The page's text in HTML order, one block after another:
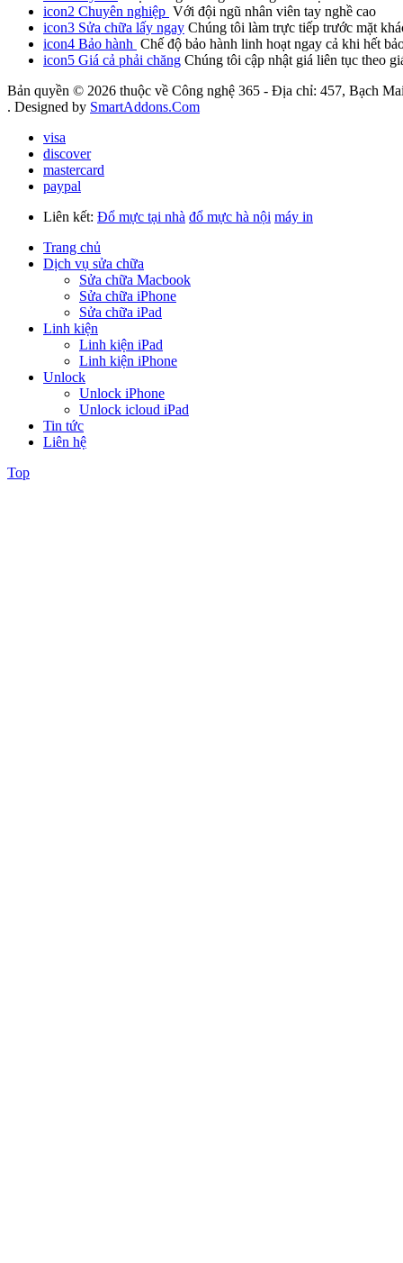
icon2 Chuyên nghiệp Với đội ngũ nhân viên tay nghề cao
icon3 Sửa chữa lấy ngay Chúng tôi làm trực tiếp trước mặt
icon4 Bảo hành Chế độ bảo hành linh hoạt ngay cả khi hết
icon5 Giá cả phải chăng Chúng tôi cập nhật giá liên tục theo
Bản quyền © 2026 thuộc về Công nghệ 365 - Địa chỉ: 457, Bạch
. Designed by SmartAddons.Com
visa
discover
mastercard
paypal
Liên kết: Đổ mực tại nhà đổ mực hà nội máy in
Trang chủ
Dịch vụ sửa chữa
Sửa chữa Macbook
Sửa chữa iPhone
Sửa chữa iPad
Linh kiện
Linh kiện iPad
Linh kiện iPhone
Unlock
Unlock iPhone
Unlock icloud iPad
Tin tức
Liên hệ
Top